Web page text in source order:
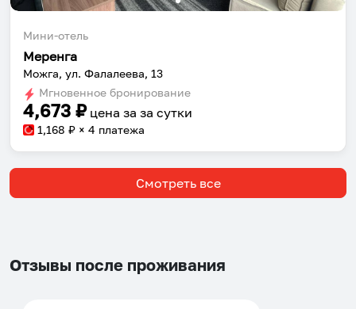
Мини-отель
Меренга
Можга, ул. Фалалеева, 13
Мгновенное бронирование
4,673 ₽ цена за за сутки
1,168 ₽ × 4 платежа
Смотреть все
Отзывы после проживания